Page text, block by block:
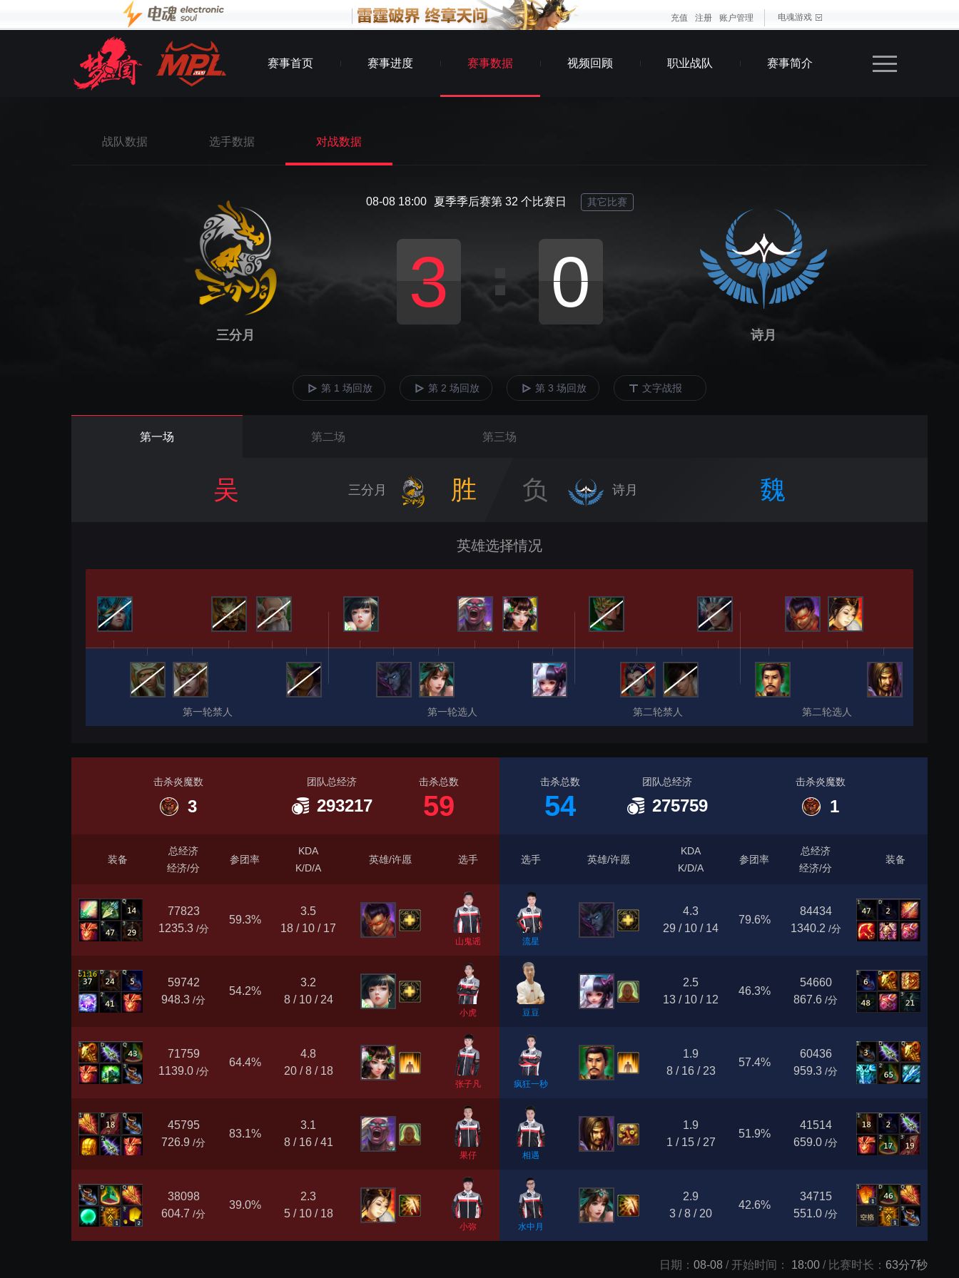
赛事首页 赛事进度 赛事数据 视频回顾 职业战队 赛事简介
战队数据 选手数据 对战数据
三分月
08-08 18:00 夏季季后赛第 32 个比赛日 其它比赛
3 0
诗月
第 1 场回放 第 2 场回放 第 3 场回放 文字战报
第一场 第二场 第三场
吴 三分月 胜 魏
诗月
负
英雄选择情况
第一轮禁人 第一轮选人 第二轮禁人 第二轮选人
击杀炎魔数
3
团队总经济
293217
击杀总数
59
击杀炎魔数
1
团队总经济
275759
击杀总数
54
装备
总经济
经济/分
参团率
KDA
K/D/A
英雄/许愿 选手
77823
1235.3 /分
59.3%
3.5
18 / 10 / 17
山鬼谣
59742
948.3 /分
54.2%
3.2
8 / 10 / 24
小虎
71759
1139.0 /分
64.4%
4.8
20 / 8 / 18
张子凡
45795
726.9 /分
83.1%
3.1
8 / 16 / 41
果仔
38098
604.7 /分
39.0%
2.3
5 / 10 / 18
小弥
选手 英雄/许愿
KDA
K/D/A
参团率
总经济
经济/分
装备
流星
4.3
29 / 10 / 14
79.6%
84434
1340.2 /分
豆豆
2.5
13 / 10 / 12
46.3%
54660
867.6 /分
疯狂一秒
1.9
8 / 16 / 23
57.4%
60436
959.3 /分
相遇
1.9
1 / 15 / 27
51.9%
41514
659.0 /分
水中月
2.9
3 / 8 / 20
42.6%
34715
551.0 /分
日期： 08-08 / 开始时间： 18:00 / 比赛时长： 63分7秒
电魂游戏
充值 注册 账户管理